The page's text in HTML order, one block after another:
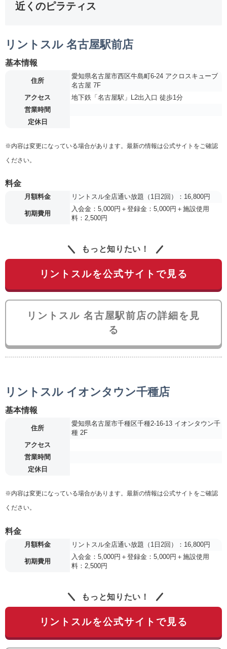
近くのピラティス
リントスル 名古屋駅前店
基本情報
住所
愛知県名古屋市西区牛島町6-24 アクロスキューブ
名古屋 7F
アクセス
地下鉄「名古屋駅」L2出入口 徒歩1分
営業時間
定休日
※内容は変更になっている場合があります。最新の情報は公式サイトをご確認
ください。
料金
月額料金 リントスル全店通い放題（1日2回）：16,800円
初期費用
入会金：5,000円＋登録金：5,000円＋施設使用
料：2,500円
もっと知りたい！
リントスルを公式サイトで見る
リントスル 名古屋駅前店の詳細を見
る
リントスル イオンタウン千種店
基本情報
住所
愛知県名古屋市千種区千種2-16-13 イオンタウン千
種 2F
アクセス
営業時間
定休日
※内容は変更になっている場合があります。最新の情報は公式サイトをご確認
ください。
料金
月額料金 リントスル全店通い放題（1日2回）：16,800円
初期費用
入会金：5,000円＋登録金：5,000円＋施設使用
料：2,500円
もっと知りたい！
リントスルを公式サイトで見る